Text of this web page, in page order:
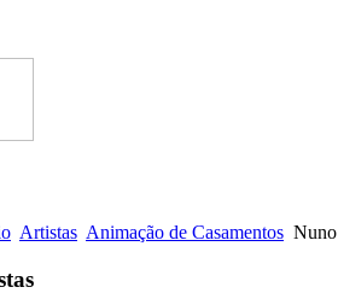
Artistas Animação de Casamentos